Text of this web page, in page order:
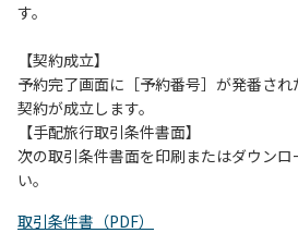
（１）川原にテントやタープを張らな
（２）雨が降ったときは川原で遊ば
（３）カムイコタン公園キャンプ場で
流で雨が降り急に増水することがある
し、濁り始めたときには直ちに川原
（４）キャンプ場の管理者や地元住民
す。
【契約成立】
予約完了画面に［予約番号］が発番さ
契約が成立します。
【手配旅行取引条件書面】
次の取引条件書面を印刷またはダウン
い。
取引条件書（PDF）